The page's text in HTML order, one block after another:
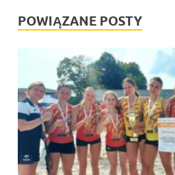
POWIĄZANE POSTY